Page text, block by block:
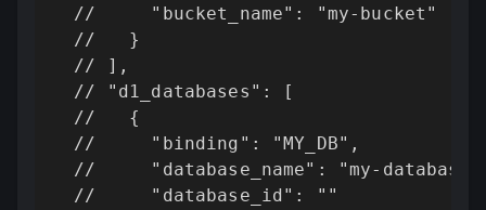
  //     "bucket_name": "my-bucket"
  //   }
  // ],
  // "d1_databases": [
  //   {
  //     "binding": "MY_DB",
//     "database_name": "my-
  //     "database_id": ""